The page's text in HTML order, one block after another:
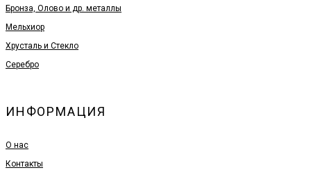
Бронза, Олово и др. металлы
Мельхиор
Хрусталь и Стекло
Серебро
ИНФОРМАЦИЯ
О нас
Контакты